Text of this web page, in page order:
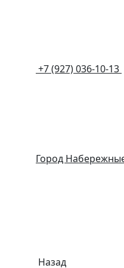
+7 (927) 036-10-13
Город
Назад